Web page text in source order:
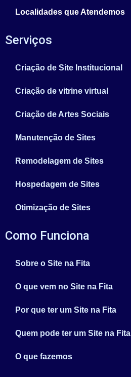
Localidades que Atendemos
Serviços
Criação de Site Institucional
Criação de vitrine virtual
Criação de Artes Sociais
Manutenção de Sites
Remodelagem de Sites
Hospedagem de Sites
Otimização de Sites
Como Funciona
Sobre o Site na Fita
O que vem no Site na Fita
Por que ter um Site na Fita
Quem pode ter um Site na Fita
O que fazemos